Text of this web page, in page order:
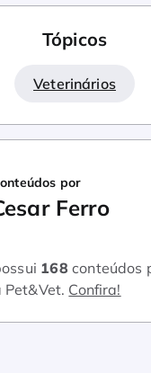
Tópicos
Veterinários
por
Ferro
168 conteúdos
Pet&Vet. Confira!